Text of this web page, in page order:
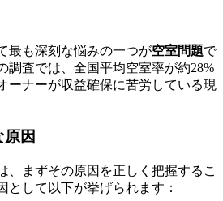
最も深刻な悩みの一つが空室問題で
調査では、全国平均空室率が約28%
ーナーが収益確保に苦労している現
因
、まずその原因を正しく把握するこ
として以下が挙げられます：